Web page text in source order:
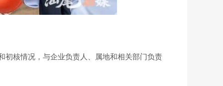
初核情况，与企业负责人、属地和相关部门负责